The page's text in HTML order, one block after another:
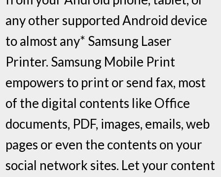
any other supported Android device
to almost any* Samsung Laser
Printer. Samsung Mobile Print
empowers to print or send fax, most
of the digital contents like Office
documents, PDF, images, emails, web
pages or even the contents on your
social network sites. Let your content